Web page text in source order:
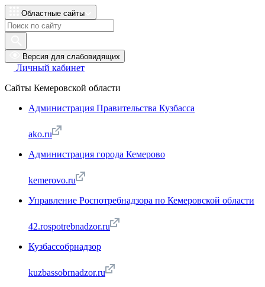
Областные сайты
Версия для слабовидящих
Личный кабинет
Сайты Кемеровской области
Администрация Правительства Кузбасса
ako.ru
Администрация города Кемерово
kemerovo.ru
Управление Роспотребнадзора по Кемеровской области
42.rospotrebnadzor.ru
Кузбассобрнадзор
kuzbassobrnadzor.ru